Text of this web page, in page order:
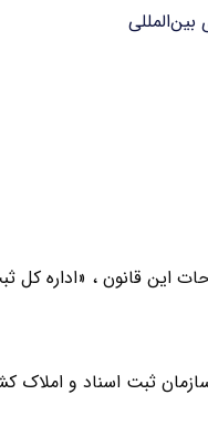
این قانون ، «اداره
ثبت اسناد و املاک